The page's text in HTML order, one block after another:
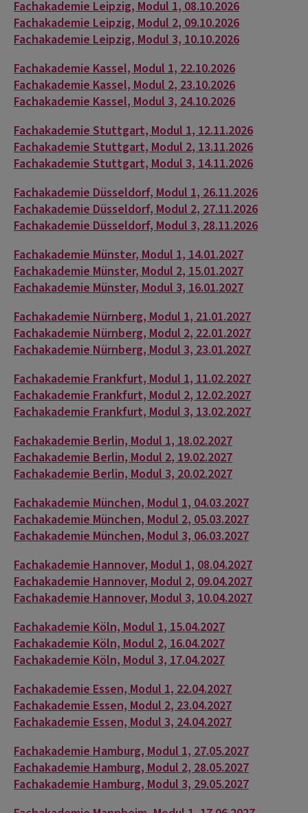
Fachakademie Leipzig, Modul 1, 08.10.2026
Fachakademie Leipzig, Modul 2, 09.10.2026
Fachakademie Leipzig, Modul 3, 10.10.2026
Fachakademie Kassel, Modul 1, 22.10.2026
Fachakademie Kassel, Modul 2, 23.10.2026
Fachakademie Kassel, Modul 3, 24.10.2026
Fachakademie Stuttgart, Modul 1, 12.11.2026
Fachakademie Stuttgart, Modul 2, 13.11.2026
Fachakademie Stuttgart, Modul 3, 14.11.2026
Fachakademie Düsseldorf, Modul 1, 26.11.2026
Fachakademie Düsseldorf, Modul 2, 27.11.2026
Fachakademie Düsseldorf, Modul 3, 28.11.2026
Fachakademie Münster, Modul 1, 14.01.2027
Fachakademie Münster, Modul 2, 15.01.2027
Fachakademie Münster, Modul 3, 16.01.2027
Fachakademie Nürnberg, Modul 1, 21.01.2027
Fachakademie Nürnberg, Modul 2, 22.01.2027
Fachakademie Nürnberg, Modul 3, 23.01.2027
Fachakademie Frankfurt, Modul 1, 11.02.2027
Fachakademie Frankfurt, Modul 2, 12.02.2027
Fachakademie Frankfurt, Modul 3, 13.02.2027
Fachakademie Berlin, Modul 1, 18.02.2027
Fachakademie Berlin, Modul 2, 19.02.2027
Fachakademie Berlin, Modul 3, 20.02.2027
Fachakademie München, Modul 1, 04.03.2027
Fachakademie München, Modul 2, 05.03.2027
Fachakademie München, Modul 3, 06.03.2027
Fachakademie Hannover, Modul 1, 08.04.2027
Fachakademie Hannover, Modul 2, 09.04.2027
Fachakademie Hannover, Modul 3, 10.04.2027
Fachakademie Köln, Modul 1, 15.04.2027
Fachakademie Köln, Modul 2, 16.04.2027
Fachakademie Köln, Modul 3, 17.04.2027
Fachakademie Essen, Modul 1, 22.04.2027
Fachakademie Essen, Modul 2, 23.04.2027
Fachakademie Essen, Modul 3, 24.04.2027
Fachakademie Hamburg, Modul 1, 27.05.2027
Fachakademie Hamburg, Modul 2, 28.05.2027
Fachakademie Hamburg, Modul 3, 29.05.2027